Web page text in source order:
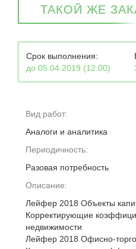
ТАКОЙ ЖЕ
Срок выполнения:
до 05.04.2019 (12:00)
Вид работ:
Аналоги и аналитика
Периодичность:
Разовая потребность
Описание:
Лейфер 2018 Объекты
Корректирующие
недвижимости
Лейфер 2018 Офисно-